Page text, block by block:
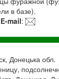
в базе).
E-mail:
Донецька обл.